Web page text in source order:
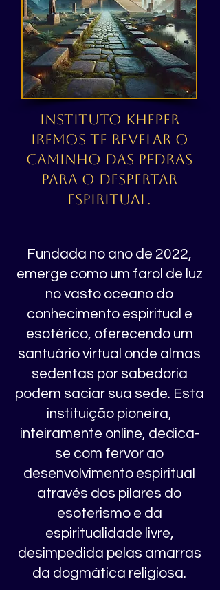
Instituto Kheper
Iremos te revelar o
caminho das pedras
para o despertar
espiritual.
Fundada no ano de 2022,
emerge como um farol de luz
no vasto oceano do
conhecimento espiritual e
esotérico, oferecendo um
santuário virtual onde almas
sedentas por sabedoria
podem saciar sua sede. Esta
instituição pioneira,
inteiramente online, dedica-
se com fervor ao
desenvolvimento espiritual
através dos pilares do
esoterismo e da
espiritualidade livre,
desimpedida pelas amarras
da dogmática religiosa.